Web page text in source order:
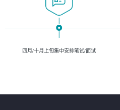
四月/十月上旬集中安排笔试/面试